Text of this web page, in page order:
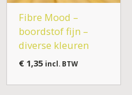
Fibre Mood –
boordstof fijn –
diverse kleuren
€1,35 incl. BTW